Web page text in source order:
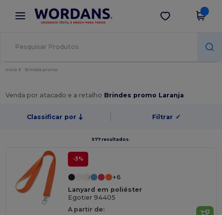
× App Wordans
Melhores preços na app!
Obter app
Início Brindes promo
Venda por atacado e a retalho Brindes promo Laranja
Classificar por Filtrar ✓
577 resultados.
-3%
+6
Lanyard em poliéster
Egotier 94405
A partir de: